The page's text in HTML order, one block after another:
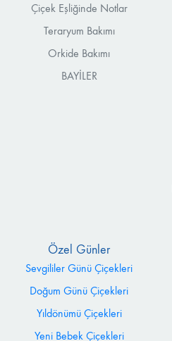
Çiçek Eşliğinde Notlar
Teraryum Bakımı
Orkide Bakımı
BAYİLER
Özel Günler
Sevgililer Günü Çiçekleri
Doğum Günü Çiçekleri
Yıldönümü Çiçekleri
Yeni Bebek Çiçekleri